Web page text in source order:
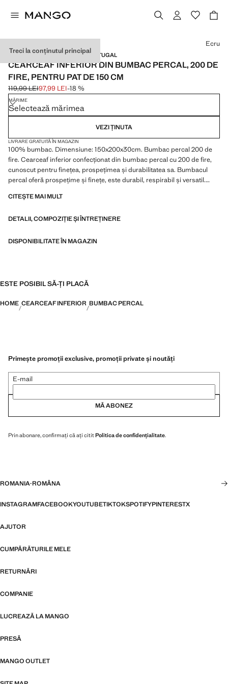
Treci la conținutul principal
BUMBAC PERCAL / MADE IN PORTUGAL
CEARCEAF INFERIOR DIN BUMBAC PERCAL, 200 DE
FIRE, PENTRU PAT DE 150 CM
Preț inițial tăiat [119,99 LEI ]
119,99 LEI
Preț actual [97,99 LEI ]
97,99 LEI-18 %
Selectează o culoare
Ecru
MĂRIME
Selectează mărimea
VEZI ȚINUTA
LIVRARE GRATUITĂ ÎN MAGAZIN
100% bumbac. Dimensiune: 150x200x30cm. Bumbac percal 200 de
fire. Cearceaf inferior confecționat din bumbac percal cu 200 de fire,
cunoscut pentru finețea, prospețimea și durabilitatea sa. Bumbacul
percal oferă prospețime și finețe, este durabil, respirabil și versatil.
asortează cu mai multe produse din colecție. Produs la reducere
CITEȘTE MAI MULT
DETALII, COMPOZIȚIE ȘI ÎNTREȚINERE
DISPONIBILITATE ÎN MAGAZIN
ESTE POSIBIL SĂ-ȚI PLACĂ
HOME CEARCEAF INFERIOR BUMBAC PERCAL
Primește promoții exclusive, promoții private și noutăți
E-mail
MĂ ABONEZ
Prin abonare, confirmați că ați cititPolitica de confidențialitate.
ROMANIA·ROMÂNA
INSTAGRAMFACEBOOKYOUTUBETIKTOKSPOTIFYPINTERESTX
AJUTOR
CUMPĂRĂTURILE MELE
RETURNĂRI
COMPANIE
LUCREAZĂ LA MANGO
PRESĂ
MANGO OUTLET